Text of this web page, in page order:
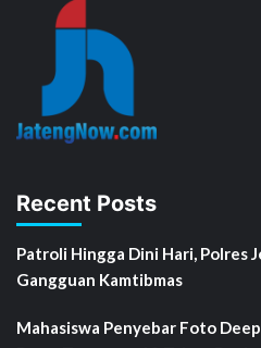
Recent Posts
Patroli Hingga Dini Hari, Polres
Gangguan Kamtibmas
Mahasiswa Penyebar Foto